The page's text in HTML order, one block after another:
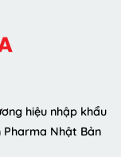
hiệu nhập khẩu
Pharma Nhật Bản